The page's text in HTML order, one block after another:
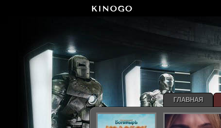
ГЛАВНАЯ